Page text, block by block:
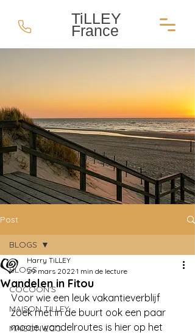
TiLLEY
France
Post
BLOGS
COCOON'S
MAISON TILLEY
MAISON ECO
BLOGS
Wandelen in Fitou
Harry TiLLEY
29 mars 2022 1 min de lecture
Voor wie een leuk vakantieverblijf
zoek met in de buurt ook een paar
mooie wandelroutes is hier op het